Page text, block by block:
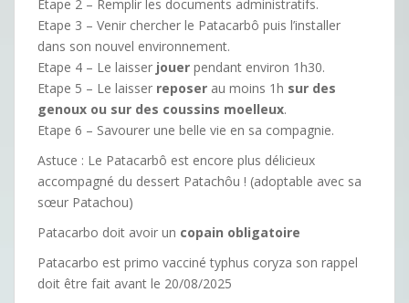
Etape 2 – Remplir les documents administratifs.
Etape 3 – Venir chercher le Patacarbô puis l’installer
dans son nouvel environnement.
Etape 4 – Le laisser jouer pendant environ 1h30.
Etape 5 – Le laisser reposer au moins 1h sur des
genoux ou sur des coussins moelleux.
Etape 6 – Savourer une belle vie en sa compagnie.
Astuce : Le Patacarbô est encore plus délicieux
accompagné du dessert Patachôu ! (adoptable avec sa
sœur Patachou)
Patacarbo doit avoir un copain obligatoire
Patacarbo est primo vacciné typhus coryza son rappel
doit être fait avant le 20/08/2025